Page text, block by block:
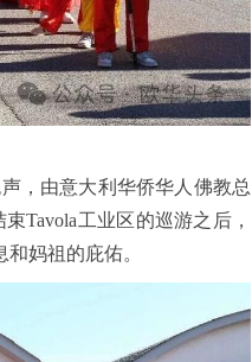
，由意大利华侨华人佛教总
Tavola工业区的巡游之后，
妈祖的庇佑。